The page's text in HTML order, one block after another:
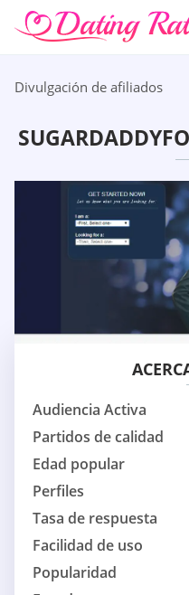
Divulgación de afiliados
Audiencia Activa
Partidos de calidad
Edad popular
Perfiles
Tasa de respuesta
Facilidad de uso
Popularidad